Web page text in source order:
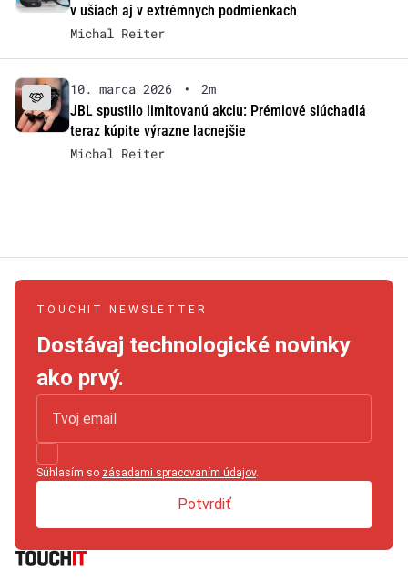
v ušiach aj v extrémnych podmienkach
Michal Reiter
10. marca 2026 •
2m
JBL spustilo limitovanú akciu: Prémiové slúchadlá
teraz kúpite výrazne lacnejšie
Michal Reiter
TOUCHIT NEWSLETTER
Dostávaj technologické novinky
ako prvý.
Súhlasím so zásadami spracovaním údajov.
Potvrdiť